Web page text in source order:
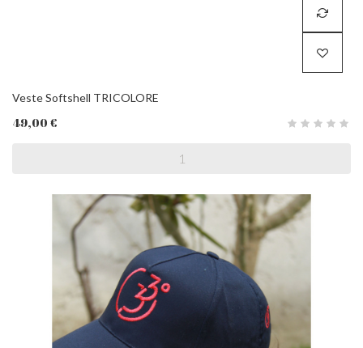
Veste Softshell TRICOLORE
49,00 €